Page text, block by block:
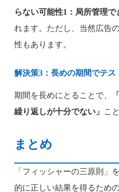
らない可能性1：局所管理で
れます。ただし、当然広告
性もあります。
解決策3：長めの期間でテス
期間を長めにとることで、
繰り返しが十分でない」
こ
まとめ
「フィッシャーの三原則」
的に正しい結果を得るため